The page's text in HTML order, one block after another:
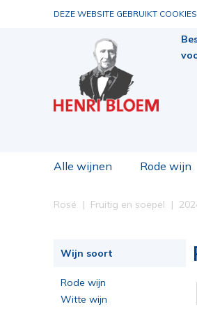
DEZE WEBSITE GEBRUIKT COOKIES
Alle wijnen Rode wijn
Rosé Fruitig en soepel
Wijn soort
Rode wijn
Witte wijn